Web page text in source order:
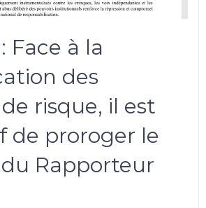
Face à la
des
risque, il est
de proroger le
Rapporteur